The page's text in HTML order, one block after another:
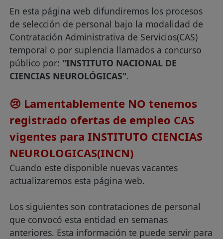
En esta página web difundiremos los procesos
de selección de personal bajo la modalidad de
Contratación Administrativa de Servicios(CAS)
temporal o por suplencia llamados a concurso
público por: "INSTITUTO NACIONAL DE
CIENCIAS NEUROLÓGICAS".
😢 Lamentablemente NO tenemos
registrado ofertas de empleo CAS
vigentes para INSTITUTO CIENCIAS
NEUROLOGICAS(INCN)
Cuando este disponible nuevas vacantes
actualizaremos esta página web.
Los siguientes son contrataciones de personal
que convocó esta entidad en semanas
anteriores. Esta información te puede servir para